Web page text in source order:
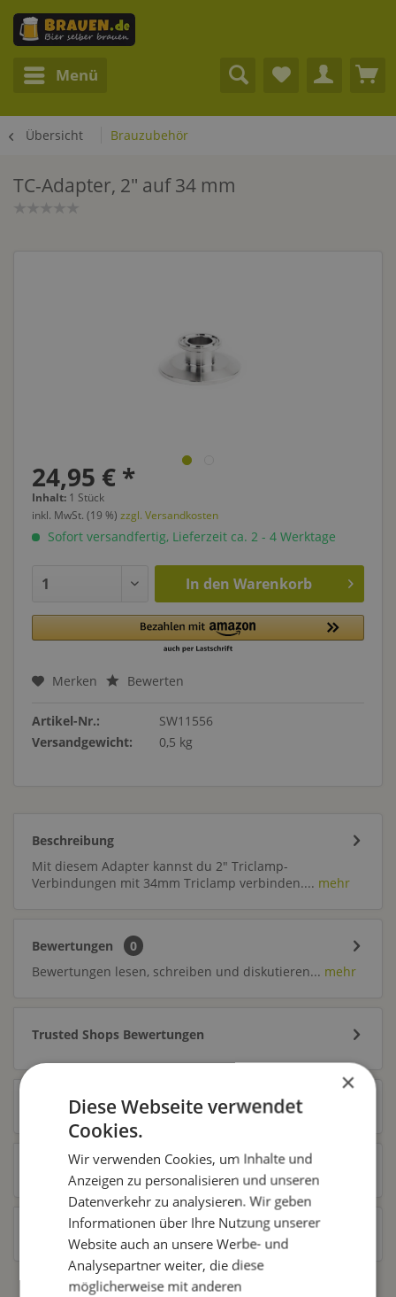
Menü
Übersicht Brauzubehör
TC-Adapter, 2" auf 34 mm
24,95 € *
Inhalt: 1 Stück
inkl. MwSt. (19 %) zzgl. Versandkosten
Sofort versandfertig, Lieferzeit ca. 2 - 4 Werktage
In den Warenkorb
Merken Bewerten
Artikel-Nr.:
SW11556
Versandgewicht:
0,5 kg
Beschreibung
Mit diesem Adapter kannst du 2" Triclamp-
Verbindungen mit 34mm Triclamp verbinden.... mehr
Bewertungen
0
Bewertungen lesen, schreiben und diskutieren... mehr
Trusted Shops Bewertungen
Zubehör 9
Ähnliche Artikel
Kunden haben sich ebenfalls angesehen
×
Diese Webseite verwendet
Cookies.
Wir verwenden Cookies, um Inhalte und
Anzeigen zu personalisieren und unseren
Datenverkehr zu analysieren. Wir geben
Informationen über Ihre Nutzung unserer
Website auch an unsere Werbe- und
Analysepartner weiter, die diese
möglicherweise mit anderen